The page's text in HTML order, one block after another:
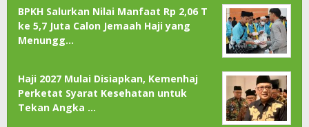
BPKH Salurkan Nilai Manfaat Rp 2,06 T
ke 5,7 Juta Calon Jemaah Haji yang
Menungg…
Haji 2027 Mulai Disiapkan, Kemenhaj
Perketat Syarat Kesehatan untuk
Tekan Angka …